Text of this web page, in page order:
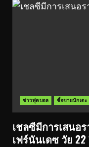
ข่าวฟุตบอล ซื้อขายนักเตะ
เชลซีมีการเสนอ
เฟร์นันเดซ วัย